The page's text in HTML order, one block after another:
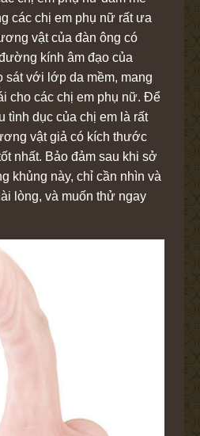
các chị em phụ nữ rất ưa
vật của đàn ông có
kính âm đạo của
sát với lớp da mềm, mang
cho các chị em phụ nữ. Để
tình dục của chị em là rất
vật giả có kích thước
nhất. Bảo đảm sau khi sở
khủng này, chỉ cần nhìn và
lòng, và muốn thử ngay